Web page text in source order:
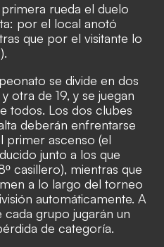
rueda el duelo
por el local anotó
que por el visitante lo
se divide en dos
otra de 19, y se juegan
todos. Los dos clubes
deberán enfrentarse
primer ascenso (el
junto a los que
casillero), mientras que
a lo largo del torneo
automáticamente. A
cada grupo jugarán un
de categoría.